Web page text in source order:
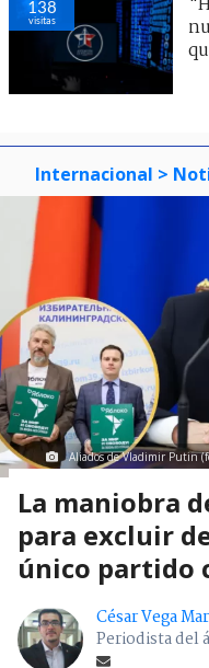
138
visitas
Internacional >
Aliados de Vladimir Putin
La maniobra
para excluir
único partido
César Vega
Periodista del